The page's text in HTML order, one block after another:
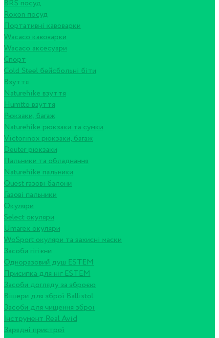
BRS посуд
Roxon посуд
Портативні кавоварки
Wacaco кавоварки
Wacaco аксесуари
Спорт
Cold Steel бейсбольні біти
Взуття
Naturehike взуття
Humtto взуття
Рюкзаки, багаж
Naturehike рюкзаки та сумки
Victorinox рюкзаки, багаж
Deuter рюкзаки
Пальники та обладнання
Naturehike пальники
Quest газові балони
Газові пальники
Окуляри
Select окуляри
Umarex окуляри
WoSport окуляри та захисні маски
Засоби гігієни
Одноразовий душ ESTEM
Присипка для ніг ESTEM
Засоби догляду за зброєю
Вішери для зброї Ballistol
Засоби для чищення зброї
Інструмент Real Avid
Зарядні пристрої